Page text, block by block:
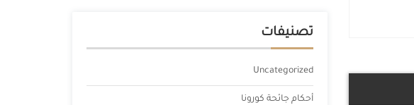
تصنيفات
Uncategorized
أحكام جائحة كورونا